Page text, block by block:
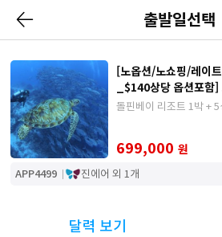
출발일선택
[노옵션/노쇼핑/레이
_$140상당 옵션포
팔링 호핑투어+ 히낙
돌핀베이 리조트 1박 + 5
699,000 원
APP4499 진에어 외 1개
달력 보기